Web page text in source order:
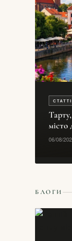
СТАТТІ
місто
06/08/
БЛОГИ